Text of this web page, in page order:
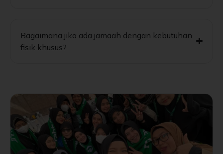
Bagaimana jika ada jamaah dengan kebutuhan
fisik khusus?